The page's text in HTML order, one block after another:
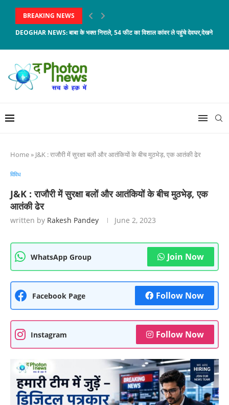
BREAKING NEWS
DEOGHAR NEWS: बाबा के भक्त निराले, 54 फीट का विशाल कांवर ले पहुंचे देवघर,देखने को...
Home» J&K : राजौरी में सुरक्षा बलों और आतंकियों के बीच मुठभेड़, एक आतंकी ढेर
विविध
J&K : राजौरी में सुरक्षा बलों और आतंकियों के बीच मुठभेड़, एक
आतंकी ढेर
written by Rakesh Pandey June 2, 2023
WhatsApp Group Join Now
Facebook Page Follow Now
Instagram Follow Now